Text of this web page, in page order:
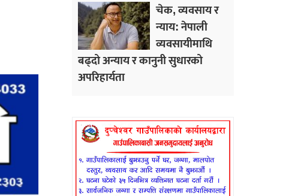
चेक, व्यवसाय र
न्याय: नेपाली
व्यवसायीमाथि
बढ्दो अन्याय र कानुनी सुधारको
अपरिहार्यता